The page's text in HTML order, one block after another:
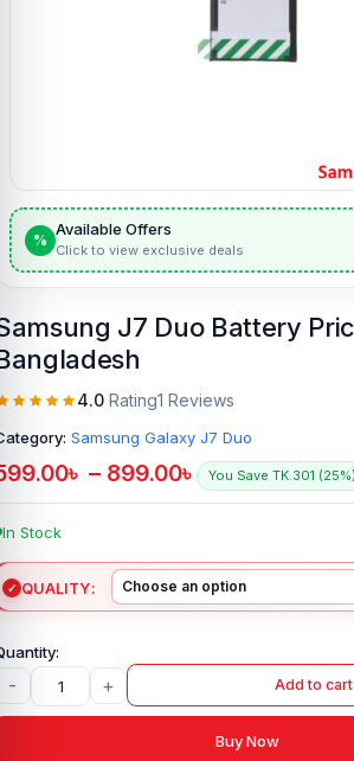
%
Available Offers
Click to view exclusive deals
J7 Duo Battery
4.0 Rating1 Reviews
Samsung Galaxy J7 Duo
৳ – 899.00৳ You Save TK.301 (25%)
In Stock
QUALITY
- + Add to cart
Buy Now